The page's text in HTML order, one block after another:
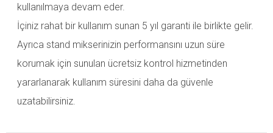
kullanılmaya devam eder.
İçiniz rahat bir kullanım sunan 5 yıl garanti ile birlikte gelir.
Ayrıca stand mikserinizin performansını uzun süre
korumak için sunulan ücretsiz kontrol hizmetinden
yararlanarak kullanım süresini daha da güvenle
uzatabilirsiniz.